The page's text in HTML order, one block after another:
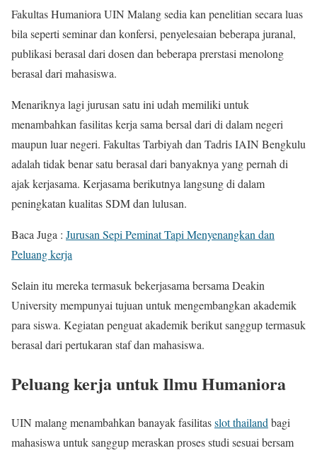
Fakultas Humaniora UIN Malang sedia kan penelitian secara luas
bila seperti seminar dan konfersi, penyelesaian beberapa juranal,
publikasi berasal dari dosen dan beberapa prerstasi menolong
berasal dari mahasiswa.
Menariknya lagi jurusan satu ini udah memiliki untuk
menambahkan fasilitas kerja sama bersal dari di dalam negeri
maupun luar negeri. Fakultas Tarbiyah dan Tadris IAIN Bengkulu
adalah tidak benar satu berasal dari banyaknya yang pernah di
ajak kerjasama. Kerjasama berikutnya langsung di dalam
peningkatan kualitas SDM dan lulusan.
Baca Juga : Jurusan Sepi Peminat Tapi Menyenangkan dan
Peluang kerja
Selain itu mereka termasuk bekerjasama bersama Deakin
University mempunyai tujuan untuk mengembangkan akademik
para siswa. Kegiatan penguat akademik berikut sanggup termasuk
berasal dari pertukaran staf dan mahasiswa.
Peluang kerja untuk Ilmu Humaniora
UIN malang menambahkan banayak fasilitasslot thailand bagi
mahasiswa untuk sanggup meraskan proses studi sesuai bersam